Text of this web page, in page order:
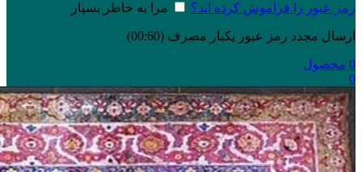
رمز عبور را فراموش کرده اید؟ مرا به خاطر بسپار
ارسال مجدد رمز عبور یکبار مصرف (00:
60
)
0 محصول
0